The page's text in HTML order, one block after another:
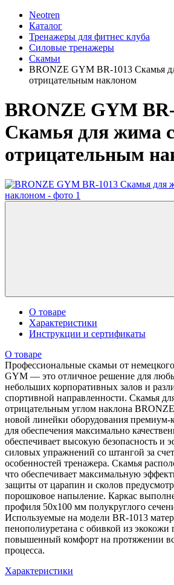
Neotren
Каталог
Тренажеры для фитнес клуба
Силовые тренажеры
Скамьи
BRONZE GYM BR-1013 Скамья
отрицательным наклоном
BRONZE GYM
Скамья для жима с
отрицательным
О товаре
Характеристики
Инструкции и сертификаты
О товаре
Профессиональные скамьи от
GYM — это отличное решение для
небольших корпоративных залов и
спортивной направленности. Скамья
отрицательным углом наклона
новой линейки оборудования премиум-
для обеспечения максимально
обеспечивает высокую безопасность и
силовых упражнений со штангой за
особенностей тренажера. Скамья
что обеспечивает максимальную
защиты от царапин и сколов
порошковое напыление. Каркас
профиля 50х100 мм полукруглого
Используемые на модели BR-1013
пенополиуретана с обивкой из экокожи
повышенный комфорт на протяжении
процесса.
Характеристики